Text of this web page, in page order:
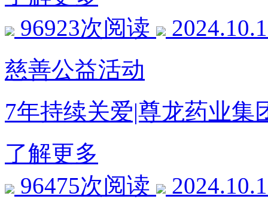
96923次阅读
慈善公益活动
7年持续关爱|尊龙药业集
了解更多
96475次阅读